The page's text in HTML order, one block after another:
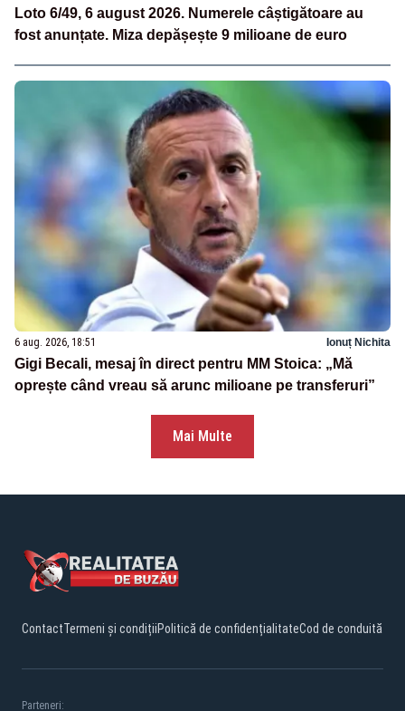
Loto 6/49, 6 august 2026. Numerele câștigătoare au
fost anunțate. Miza depășește 9 milioane de euro
6 aug. 2026, 18:51 Ionuț Nichita
Gigi Becali, mesaj în direct pentru MM Stoica: „Mă
oprește când vreau să arunc milioane pe transferuri”
Mai Multe
ContactTermeni și condițiiPolitică de confidențialitateCod de conduită
Parteneri: